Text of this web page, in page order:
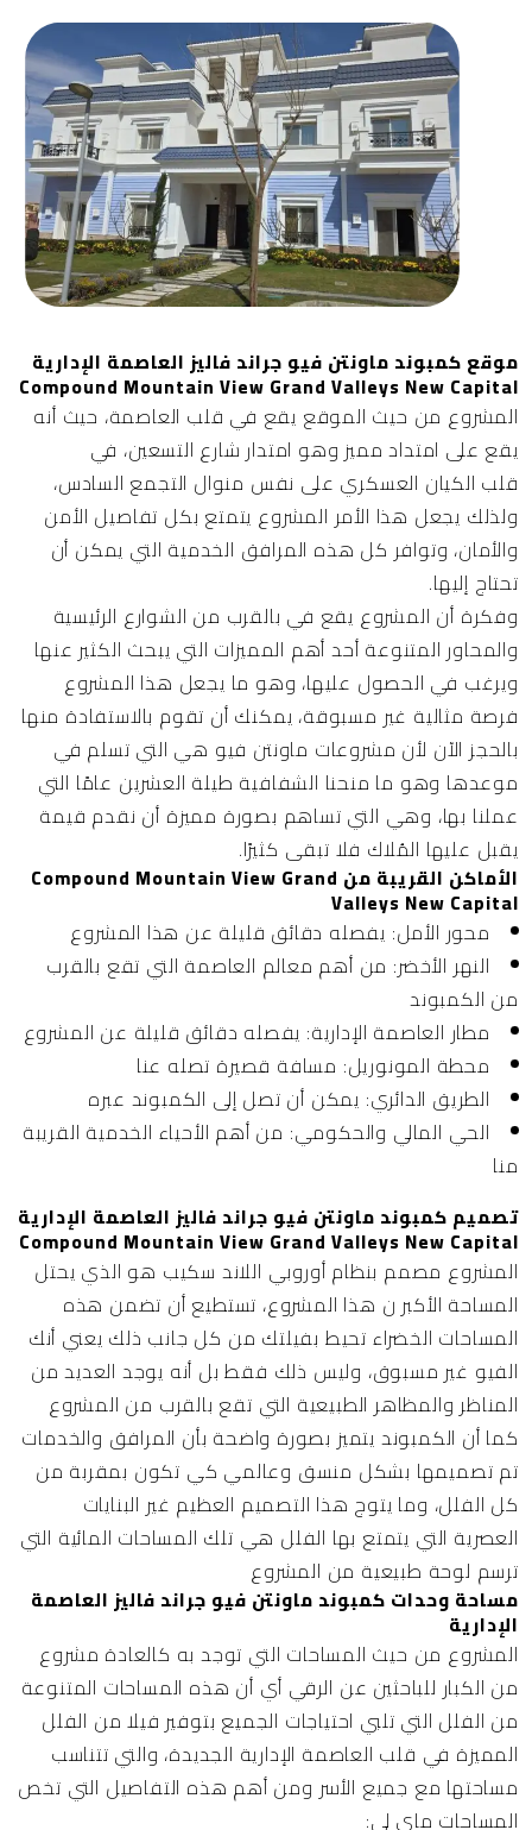
موقع كمبوند ماونتن فيو جراند فاليز العاصمة الإدارية
Compound Mountain View Grand Valleys New Capital
المشروع من حيث الموقع يقع في قلب العاصمة، حيث أنه
يقع على امتداد مميز وهو امتدار شارع التسعين، في
قلب الكيان العسكري على نفس منوال التجمع السادس،
ولذلك يجعل هذا الأمر المشروع يتمتع بكل تفاصيل الأمن
والأمان، وتوافر كل هذه المرافق الخدمية التي يمكن أن
تحتاج إليها.
وفكرة أن المشروع يقع في بالقرب من الشوارع الرئيسية
والمحاور المتنوعة أحد أهم المميزات التي يبحث الكثير عنها
ويرغب في الحصول عليها، وهو ما يجعل هذا المشروع
فرصة مثالية غير مسبوقة، يمكنك أن تقوم بالاستفادة منها
بالحجز الآن لأن مشروعات ماونتن فيو هي التي تسلم في
موعدها وهو ما منحنا الشفافية طيلة العشرين عامًا التي
عملنا بها، وهي التي تساهم بصورة مميزة أن نقدم قيمة
يقبل عليها المُلاك فلا تبقى كثيرًا.
الأماكن القريبة من Compound Mountain View Grand
Valleys New Capital
محور الأمل: يفصله دقائق قليلة عن هذا المشروع
النهر الأخضر: من أهم معالم العاصمة التي تقع بالقرب
من الكمبوند
مطار العاصمة الإدارية: يفصله دقائق قليلة عن المشروع
محطة المونوريل: مسافة قصيرة تصله عنا
الطريق الدائري: يمكن أن تصل إلى الكمبوند عبره
الحي المالي والحكومي: من أهم الأحياء الخدمية القريبة
منا
تصميم كمبوند ماونتن فيو جراند فاليز العاصمة الإدارية
Compound Mountain View Grand Valleys New Capital
المشروع مصمم بنظام أوروبي اللاند سكيب هو الذي يحتل
المساحة الأكبر ن هذا المشروع، تستطيع أن تضمن هذه
المساحات الخضراء تحيط بفيلتك من كل جانب ذلك يعني أنك
الفيو غير مسبوق، وليس ذلك فقط بل أنه يوجد العديد من
المناظر والمظاهر الطبيعية التي تقع بالقرب من المشروع
كما أن الكمبوند يتميز بصورة واضحة بأن المرافق والخدمات
تم تصميمها بشكل منسق وعالمي كي تكون بمقربة من
كل الفلل، وما يتوج هذا التصميم العظيم غير البنايات
العصرية التي يتمتع بها الفلل هي تلك المساحات المائية التي
ترسم لوحة طبيعية من المشروع
مساحة وحدات كمبوند ماونتن فيو جراند فاليز العاصمة
الإدارية
المشروع من حيث المساحات التي توجد به كالعادة مشروع
من الكبار للباحثين عن الرقي أي أن هذه المساحات المتنوعة
من الفلل التي تلبي احتياجات الجميع بتوفير فيلا من الفلل
المميزة في قلب العاصمة الإدارية الجديدة، والتي تتناسب
مساحتها مع جميع الأسر ومن أهم هذه التفاصيل التي تخص
المساحات ماي لي: